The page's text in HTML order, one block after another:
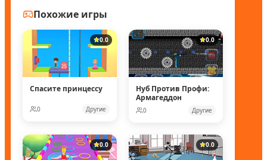
Похожие игры
0.0
Спасите принцессу
0 Другие
0.0
Нуб Против Профи:
Армагеддон
0 Другие
0.0 0.0